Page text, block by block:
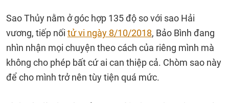
Sao Thủy nằm ở góc hợp 135 độ so với sao Hải
vương, tiếp nối tử vi ngày 8/10/2018, Bảo Bình đang
nhìn nhận mọi chuyện theo cách của riêng mình mà
không cho phép bất cứ ai can thiệp cả. Chòm sao này
để cho mình trở nên tùy tiện quá mức.